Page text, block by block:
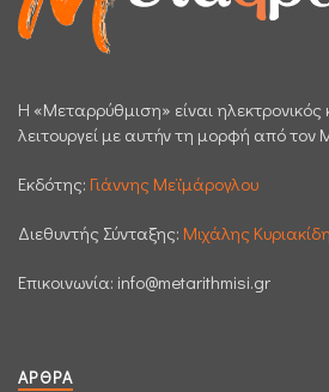
H «Μεταρρύθμιση» είναι
λειτουργεί με αυτήν τη μορφή από τον
Εκδότης: Γιάννης Μεϊμάρογλου
Διεθυντής Σύνταξης: Μιχάλης
Επικοινωνία: info@metarithmisi.gr
ΆΡΘΡΑ